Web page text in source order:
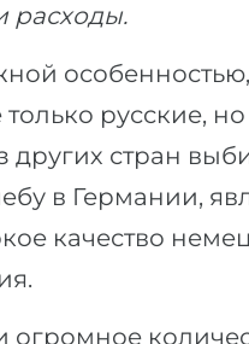
расходы.
русские,
других стран
в Германии,
качество
огромное